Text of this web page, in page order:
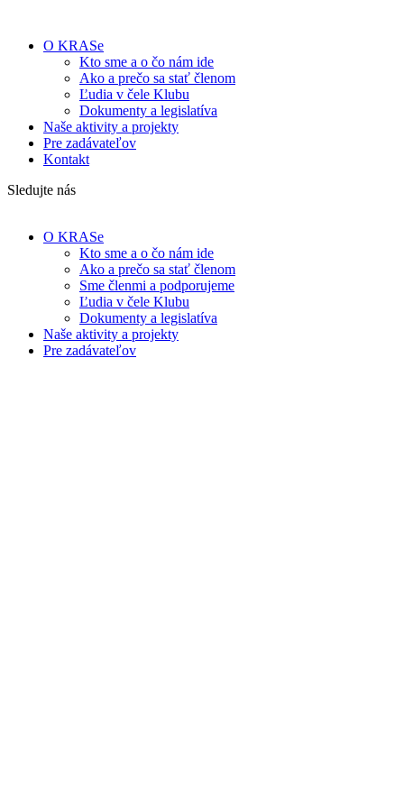
O KRASe
Kto sme a o čo nám ide
Ako a prečo sa stať členom
Ľudia v čele Klubu
Dokumenty a legislatíva
Naše aktivity a projekty
Pre zadávateľov
Kontakt
Sledujte nás
O KRASe
Kto sme a o čo nám ide
Ako a prečo sa stať členom
Sme členmi a podporujeme
Ľudia v čele Klubu
Dokumenty a legislatíva
Naše aktivity a projekty
Pre zadávateľov